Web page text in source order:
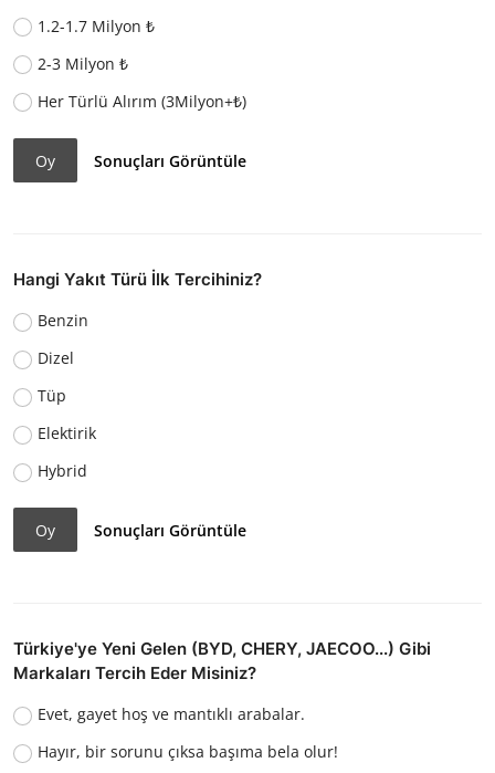
1.2-1.7 Milyon ₺
2-3 Milyon ₺
Her Türlü Alırım (3Milyon+₺)
Oy Sonuçları Görüntüle
Hangi Yakıt Türü İlk Tercihiniz?
Benzin
Dizel
Tüp
Elektirik
Hybrid
Oy Sonuçları Görüntüle
Türkiye'ye Yeni Gelen (BYD, CHERY, JAECOO...) Gibi
Markaları Tercih Eder Misiniz?
Evet, gayet hoş ve mantıklı arabalar.
Hayır, bir sorunu çıksa başıma bela olur!